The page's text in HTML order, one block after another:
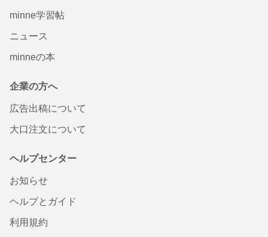
minne学習帖
ニュース
minneの本
企業の方へ
広告出稿について
大口注文について
ヘルプセンター
お知らせ
ヘルプとガイド
利用規約